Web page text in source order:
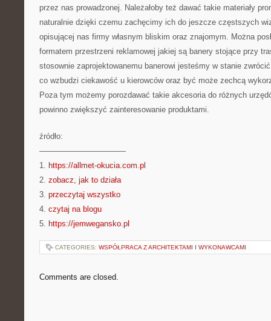
przez nas prowadzonej. Należałoby też dawać takie materiały
naturalnie dzięki czemu zachęcimy ich do jeszcze częstszych
opisującej nas firmy własnym bliskim oraz znajomym. Można
formatem przestrzeni reklamowej jakiej są banery stojące przy
stosownie zaprojektowanemu banerowi jesteśmy w stanie
co wzbudzi ciekawość u kierowców oraz być może zechcą
Poza tym możemy porozdawać takie akcesoria do różnych
powinno zwiększyć zainteresowanie produktami.
źródło:
———————————
1. https://allmet-okucia.com.pl
2. zobacz, jak to działa
3. przeczytaj wszystko
4. czytaj na blogu
5. https://jemwegansko.pl
CATEGORIES: WSPÓŁPRACA Z ARCHITEKTAMI I WYKONAWCAMI
Comments are closed.